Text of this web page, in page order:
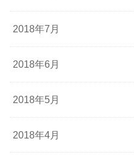
2018年7月
2018年6月
2018年5月
2018年4月